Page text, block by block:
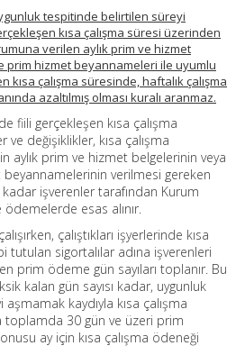
tespitinde belirtilen süreyi
kısa çalışma süresi üzerinden
verilen aylık prim ve hizmet
prim hizmet beyannameleri ile uyumlu
çalışma süresinde, haftalık çalışma
azaltılmış olması kuralı aranmaz.
fiili gerçekleşen kısa çalışma
değişiklikler, kısa çalışma
aylık prim ve hizmet belgelerinin veya
verilmesi gereken
işverenler tarafından Kurum
esas alınır.
çalıştıkları işyerlerinde kısa
tutulan sigortalılar adına işverenleri
prim ödeme gün sayıları toplanır. Bu
kalan gün sayısı kadar, uygunluk
kaydıyla kısa çalışma
toplamda 30 gün ve üzeri prim
ay için kısa çalışma ödeneği